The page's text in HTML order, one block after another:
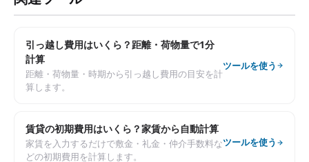
引っ越し費用はいくら？距離・荷物量で1分
計算
距離・荷物量・時期から引っ越し費用の目安を計
算します。
ツールを使う
賃貸の初期費用はいくら？家賃から自動計算
家賃を入力するだけで敷金・礼金・仲介手数料な
どの初期費用を計算します。
ツールを使う